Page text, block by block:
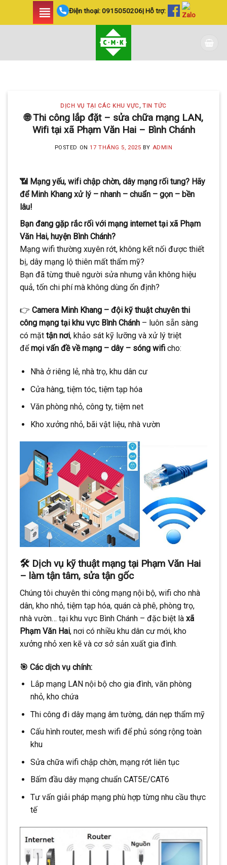
Điện thoại:0915050206| Hỗ trợ:
HUYỆN BÌNH CHÁNH
SIÊU AN NINH VÀ SIÊU
TIẾT KIỆM | CAMERA
20 Tháng 5, 2025
Minh Khang là đơn vị hàng đầu trong [...]
CONTINUE READING
DỊCH VỤ TẠI CÁC KHU VỰC,TIN TỨC
🌐 Thi công lắp đặt – sửa chữa mạng LAN,
Wifi tại xã Phạm Văn Hai – Bình Chánh
POSTED ON17 THÁNG 5, 2025 BY ADMIN
📶 Mạng yếu, wifi chập chờn, dây mạng rối tung? Hãy
để Minh Khang xử lý – nhanh – chuẩn – gọn – bền
lâu!
Bạn đang gặp rắc rối với mạng internet tại xã Phạm
Văn Hai, huyện Bình Chánh?
Mạng wifi thường xuyên rớt, không kết nối được thiết
bị, dây mạng lộ thiên mất thẩm mỹ?
Bạn đã từng thuê người sửa nhưng vẫn không hiệu
quả, tốn chi phí mà không dùng ổn định?
👉 Camera Minh Khang – đội kỹ thuật chuyên thi
công mạng tại khu vực Bình Chánh – luôn sẵn sàng
có mặt tận nơi, khảo sát kỹ lưỡng và xử lý triệt
đểmọi vấn đề về mạng – dây – sóng wifi cho:
Nhà ở riêng lẻ, nhà trọ, khu dân cư
Cửa hàng, tiệm tóc, tiệm tạp hóa
Văn phòng nhỏ, công ty, tiệm net
Kho xưởng nhỏ, bãi vật liệu, nhà vườn
🛠️ Dịch vụ kỹ thuật mạng tại Phạm Văn Hai
– làm tận tâm, sửa tận gốc
Chúng tôi chuyên thi công mạng nội bộ, wifi cho nhà
dân, kho nhỏ, tiệm tạp hóa, quán cà phê, phòng trọ,
nhà vườn… tại khu vực Bình Chánh – đặc biệt là xã
Phạm Văn Hai, nơi có nhiều khu dân cư mới, kho
xưởng nhỏ xen kẽ và cơ sở sản xuất gia đình.
🎯 Các dịch vụ chính:
Lắp mạng LAN nội bộ cho gia đình, văn phòng
nhỏ, kho chứa
Thi công đi dây mạng âm tường, dán nẹp thẩm mỹ
Cấu hình router, mesh wifi để phủ sóng rộng toàn
khu
Sửa chữa wifi chập chờn, mạng rớt liên tục
Bấm đầu dây mạng chuẩn CAT5E/CAT6
Tư vấn giải pháp mạng phù hợp từng nhu cầu thực
tế